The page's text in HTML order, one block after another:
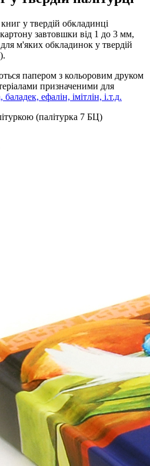
у твердій обкладинці
завтовшки від 1 до 3 мм,
м'яких обкладинок у твердій
папером з кольоровим друком
призначеними для
ефалін, імітлін, і.т.д.